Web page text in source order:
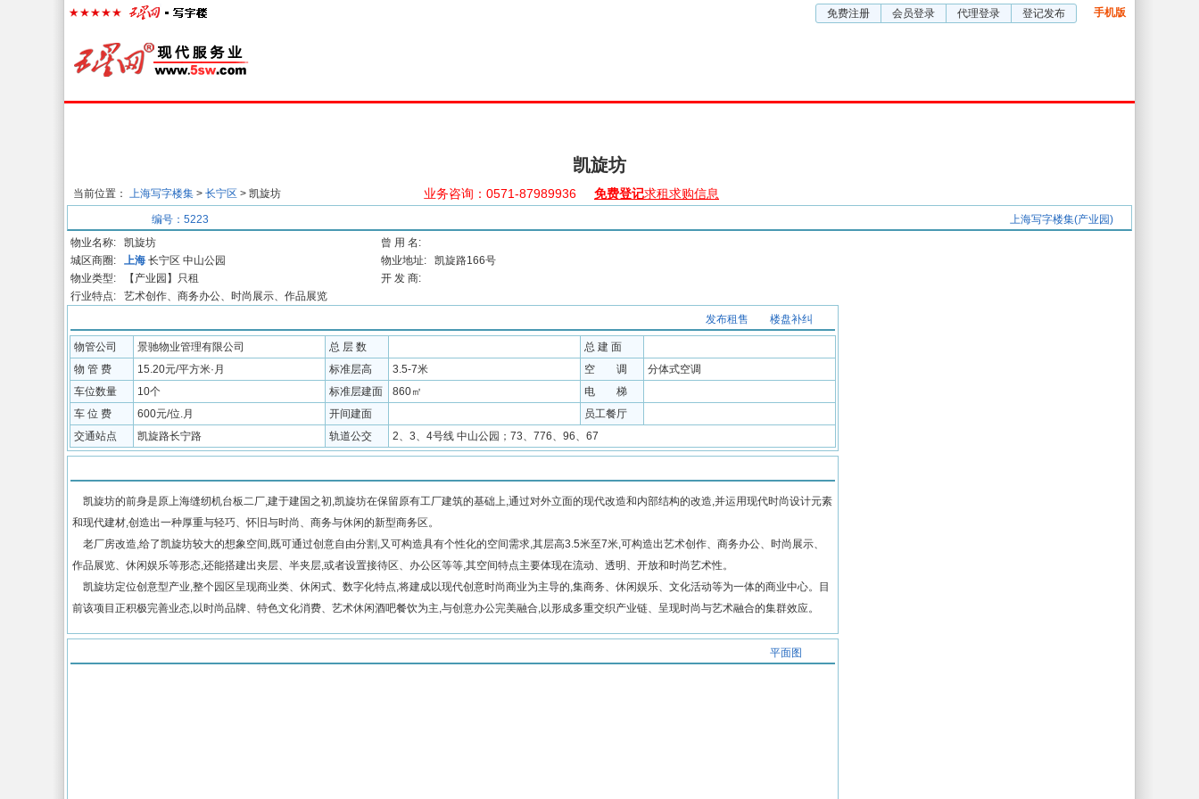
免费注册 会员登录 代理登录 登记发布 手机版
凯旋坊
当前位置： 上海写字楼集 > 长宁区 > 凯旋坊 业务咨询：0571-87989936 免费登记求租求购信息
编号：5223
上海写字楼集(产业园)
物业名称:
凯旋坊
曾 用 名:
城区商圈:
上海 长宁区 中山公园 物业地址:
凯旋路166号
物业类型:
【产业园】只租
开 发 商:
行业特点:
艺术创作、商务办公、时尚展示、作品展览
发布租售
楼盘补纠
物管公司 景驰物业管理有限公司 总 层 数
总 建 面
物 管 费
15.20元/平方米·月 标准层高 3.5-7米 空 调
分体式空调
车位数量
10个 标准层建面 860㎡
电 梯
车 位 费
600元/位.月 开间建面
员工餐厅
交通站点
凯旋路长宁路 轨道公交 2、3、4号线 中山公园；73、776、96、67
凯旋坊的前身是原上海缝纫机台板二厂,建于建国之初,凯旋坊在保留原有工厂建筑的基础上,通过对外立面的现代改造和内部结构的改造,并运用现代时尚设计元素
和现代建材,创造出一种厚重与轻巧、怀旧与时尚、商务与休闲的新型商务区。
老厂房改造,给了凯旋坊较大的想象空间,既可通过创意自由分割,又可构造具有个性化的空间需求,其层高3.5米至7米,可构造出艺术创作、商务办公、时尚展示、
作品展览、休闲娱乐等形态,还能搭建出夹层、半夹层,或者设置接待区、办公区等等,其空间特点主要体现在流动、透明、开放和时尚艺术性。
凯旋坊定位创意型产业,整个园区呈现商业类、休闲式、数字化特点,将建成以现代创意时尚商业为主导的,集商务、休闲娱乐、文化活动等为一体的商业中心。目
前该项目正积极完善业态,以时尚品牌、特色文化消费、艺术休闲酒吧餐饮为主,与创意办公完美融合,以形成多重交织产业链、呈现时尚与艺术融合的集群效应。
平面图